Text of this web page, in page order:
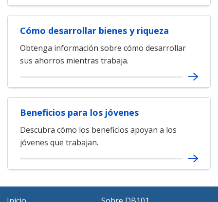
Cómo desarrollar bienes y riqueza
Obtenga información sobre cómo desarrollar
sus ahorros mientras trabaja.
Beneficios para los jóvenes
Descubra cómo los beneficios apoyan a los
jóvenes que trabajan.